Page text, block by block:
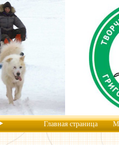
Главная страница